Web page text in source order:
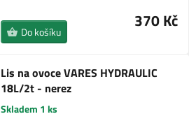
370 Kč
Do košíku
Lis na ovoce VARES HYDRAULIC
18L/2t - nerez
Skladem 1 ks